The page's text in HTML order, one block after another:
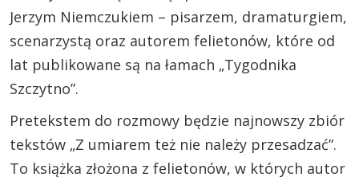
Jerzym Niemczukiem – pisarzem, dramaturgiem,
scenarzystą oraz autorem felietonów, które od
lat publikowane są na łamach „Tygodnika
Szczytno”.
Pretekstem do rozmowy będzie najnowszy zbiór
tekstów „Z umiarem też nie należy przesadzać”.
To książka złożona z felietonów, w których autor